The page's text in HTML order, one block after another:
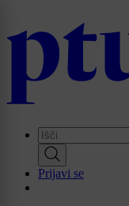
main
Prijavi se